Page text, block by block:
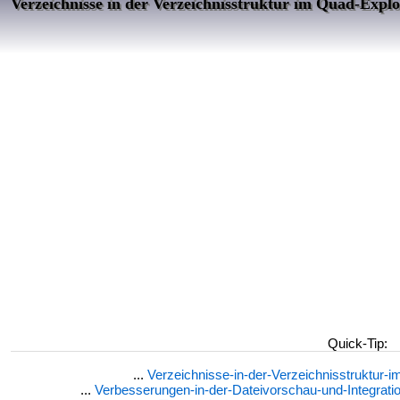
Quick-Tip:
... Verzeichnisse-in-der-Verzeichnisstruktur-
... Verbesserungen-in-der-Dateivorschau-und-